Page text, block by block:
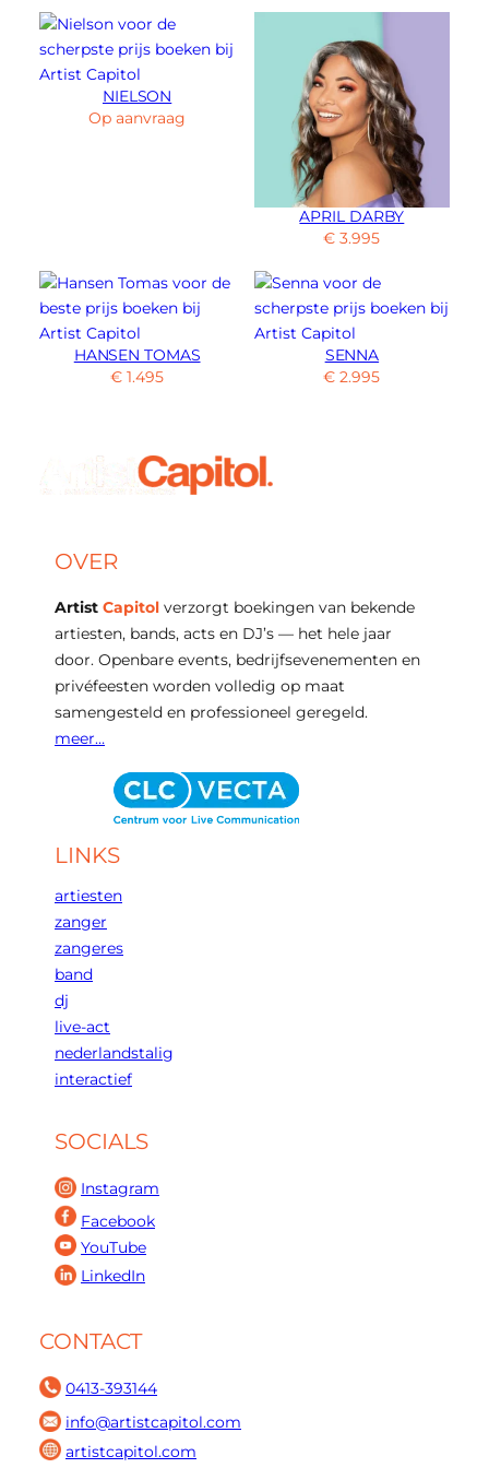
NIELSON
Op aanvraag
APRIL DARBY
€ 3.995
HANSEN TOMAS
€ 1.495
SENNA
€ 2.995
OVER
Artist Capitol verzorgt boekingen van bekende
artiesten, bands, acts en DJ’s — het hele jaar
door. Openbare events, bedrijfsevenementen en
privéfeesten worden volledig op maat
samengesteld en professioneel geregeld.
meer…
LINKS
artiesten
zanger
zangeres
band
dj
live-act
nederlandstalig
interactief
SOCIALS
Instagram
Facebook
YouTube
LinkedIn
CONTACT
0413-393144
info@artistcapitol.com
artistcapitol.com